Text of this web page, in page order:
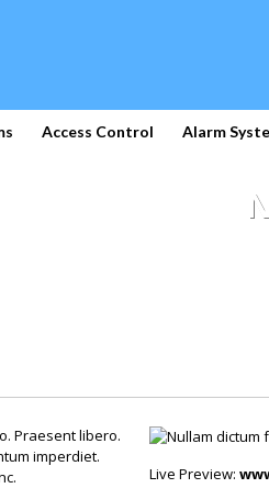
Access Control Alarm
Praesent libero.
imperdiet.
Live Preview: